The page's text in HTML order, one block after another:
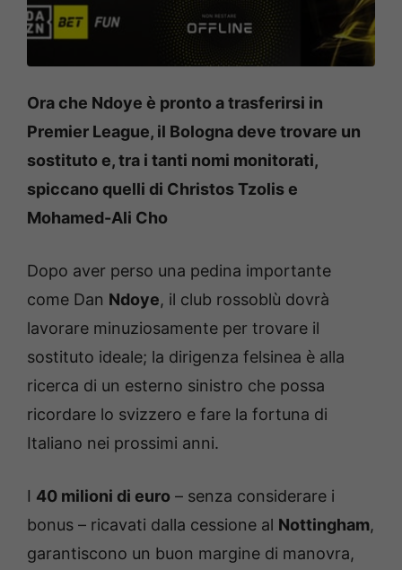
Ora che Ndoye è pronto a trasferirsi in
Premier League, il Bologna deve trovare un
sostituto e, tra i tanti nomi monitorati,
spiccano quelli di Christos Tzolis e
Mohamed-Ali Cho
Dopo aver perso una pedina importante
come Dan Ndoye, il club rossoblù dovrà
lavorare minuziosamente per trovare il
sostituto ideale; la dirigenza felsinea è alla
ricerca di un esterno sinistro che possa
ricordare lo svizzero e fare la fortuna di
Italiano nei prossimi anni.
I 40 milioni di euro – senza considerare i
bonus – ricavati dalla cessione al Nottingham,
garantiscono un buon margine di manovra,